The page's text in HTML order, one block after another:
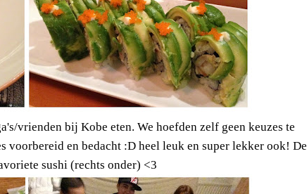
vrienden bij Kobe eten. We hoefden zelf geen keuzes te
voorbereid en bedacht :D heel leuk en super lekker ook! De
sushi (rechts onder) <3